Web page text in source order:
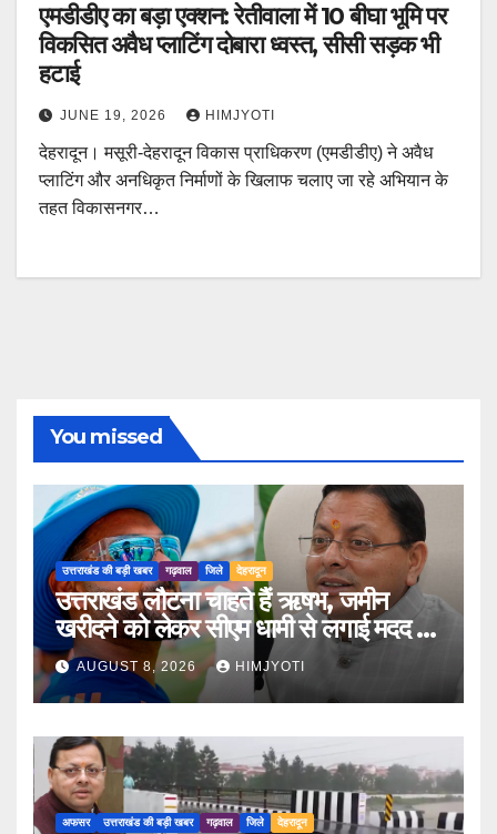
एमडीडीए का बड़ा एक्शन: रेतीवाला में 10 बीघा भूमि पर
विकसित अवैध प्लाटिंग दोबारा ध्वस्त, सीसी सड़क भी
हटाई
JUNE 19, 2026 HIMJYOTI
देहरादून। मसूरी-देहरादून विकास प्राधिकरण (एमडीडीए) ने अवैध
प्लाटिंग और अनधिकृत निर्माणों के खिलाफ चलाए जा रहे अभियान के
तहत विकासनगर…
You missed
उत्तराखंड की बड़ी खबर गढ़वाल जिले देहरादून
उत्तराखंड लौटना चाहते हैं ऋषभ, जमीन
खरीदने को लेकर सीएम धामी से लगाई मदद की
गुहारAUGUST 8, 2026 HIMJYOTI
अफसर उत्तराखंड की बड़ी खबर गढ़वाल जिले देहरादून